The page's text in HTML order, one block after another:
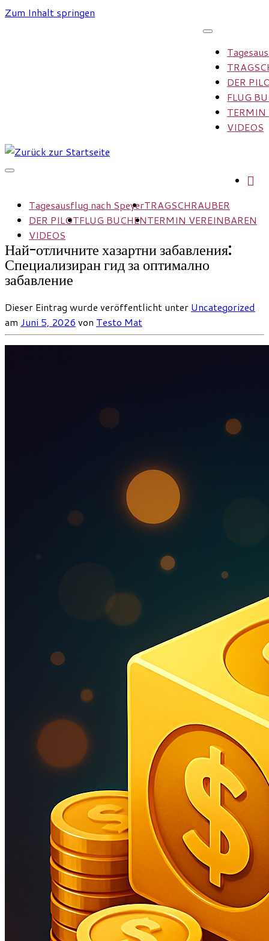
Zum Inhalt springen
DER
FLUG
TERMIN
VIDEOS
Tagesausflug nach SpeyerTRAGSCHRAUBER
DER PILOTFLUG BUCHENTERMIN VEREINBAREN
VIDEOS
Най-отличните хазартни забавления:
Специализиран гид за оптимално
забавление
Dieser Eintrag wurde veröffentlicht unter Uncategorized
am Juni 5, 2026 von Testo Mat